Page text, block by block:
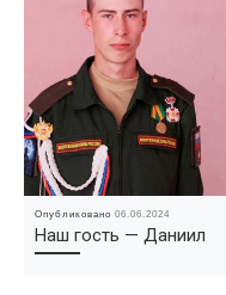
Опубликовано06.06.2024
Наш гость — Даниил